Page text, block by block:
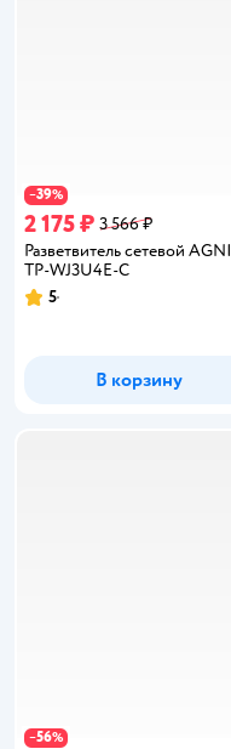
−39%
2 175 ₽ 3 566 ₽
Разветвитель сетевой AGNI
TP-WJ3U4E-C
Рейтинг:
5
В корзину
−56%